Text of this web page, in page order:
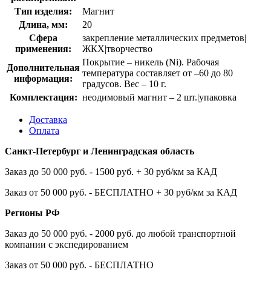
Тип изделия:
Магнит
Длина, мм:
20
Сфера
применения:
закрепление металлических предметов|
ЖКХ|творчество
Дополнительная
информация:
Покрытие – никель (Ni). Рабочая
температура составляет от –60 до 80
градусов. Вес – 10 г.
Комплектация: неодимовый магнит – 2 шт.|упаковка
Доставка
Оплата
Санкт-Петербург и Ленинградская область
Заказ до 50 000 руб. - 1500 руб. + 30 руб/км за КАД
Заказ от 50 000 руб. - БЕСПЛАТНО + 30 руб/км за КАД
Регионы РФ
Заказ до 50 000 руб. - 2000 руб. до любой транспортной
компании с экспедированием
Заказ от 50 000 руб. - БЕСПЛАТНО